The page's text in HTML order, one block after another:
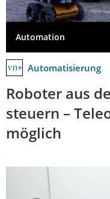
Automation
Automatisierung
Roboter aus
steuern –
möglich